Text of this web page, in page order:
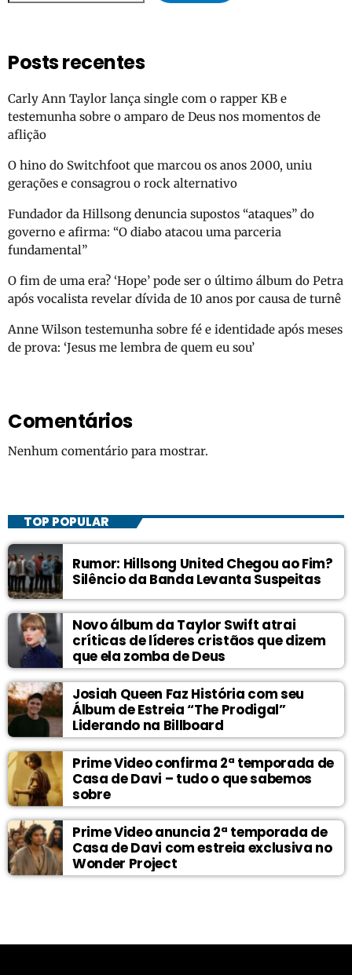
Posts recentes
Carly Ann Taylor lança single com o rapper KB e
testemunha sobre o amparo de Deus nos momentos de
aflição
O hino do Switchfoot que marcou os anos 2000, uniu
gerações e consagrou o rock alternativo
Fundador da Hillsong denuncia supostos “ataques” do
governo e afirma: “O diabo atacou uma parceria
fundamental”
O fim de uma era? ‘Hope’ pode ser o último álbum do Petra
após vocalista revelar dívida de 10 anos por causa de turnê
Anne Wilson testemunha sobre fé e identidade após meses
de prova: ‘Jesus me lembra de quem eu sou’
Comentários
Nenhum comentário para mostrar.
TOP POPULAR
Rumor: Hillsong United Chegou ao Fim?
Silêncio da Banda Levanta Suspeitas
Novo álbum da Taylor Swift atrai
críticas de líderes cristãos que dizem
que ela zomba de Deus
Josiah Queen Faz História com seu
Álbum de Estreia “The Prodigal”
Liderando na Billboard
Prime Video confirma 2ª temporada de
Casa de Davi – tudo o que sabemos
sobre
Prime Video anuncia 2ª temporada de
Casa de Davi com estreia exclusiva no
Wonder Project